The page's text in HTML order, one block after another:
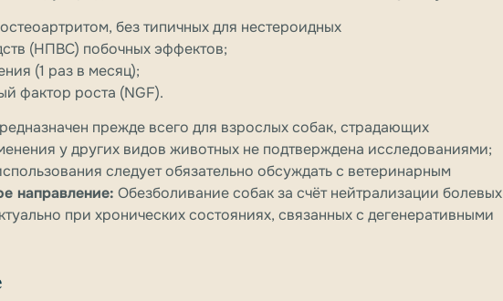
без типичных для нестероидных
(НПВС) побочных эффектов;
(1 раз в месяц);
фактор роста (NGF).
прежде всего для взрослых собак, страдающих
у других видов животных не подтверждена исследованиями;
следует обязательно обсуждать с ветеринарным
направление: Обезболивание собак за счёт нейтрализации болевых
при хронических состояниях, связанных с дегенеративными